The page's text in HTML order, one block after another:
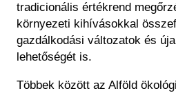
tradicionális értékrend
környezeti kihívásokkal
gazdálkodási változatok és
lehetőségét is.
Többek között az Alföld